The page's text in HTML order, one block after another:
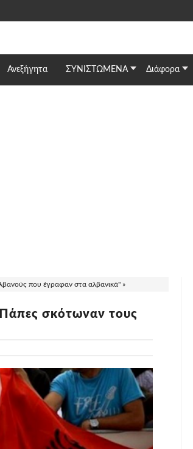
Ανεξήγητα ΣΥΝΙΣΤΩΜΕΝΑ Διάφορα
που έγραφαν στα αλβανικά" »
σκότωναν τους